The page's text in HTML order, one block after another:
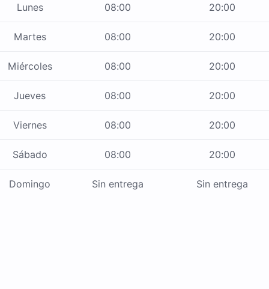
Lunes 08:00 20:00
Martes 08:00 20:00
Miércoles 08:00 20:00
Jueves 08:00 20:00
Viernes 08:00 20:00
Sábado 08:00 20:00
Domingo Sin entrega Sin entrega